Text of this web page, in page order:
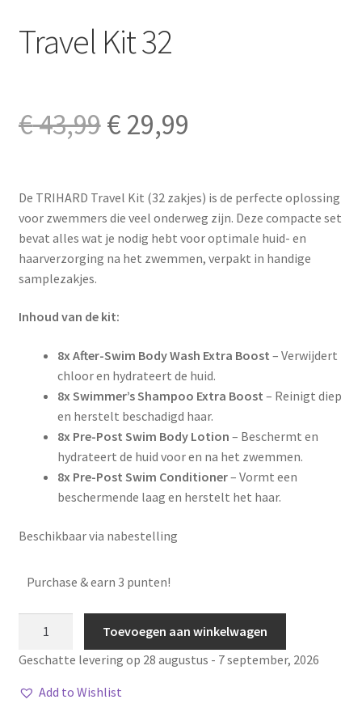
Travel Kit 32
€43,99Oorspronkelijke
was:
€ 43,99.
€ 29,99
is:
€ 29,99.
De TRIHARD Travel Kit (32 zakjes) is de perfecte oplossing
voor zwemmers die veel onderweg zijn. Deze compacte set
bevat alles wat je nodig hebt voor optimale huid- en
haarverzorging na het zwemmen, verpakt in handige
samplezakjes.
Inhoud van de kit:
8x After-Swim Body Wash Extra Boost – Verwijdert
chloor en hydrateert de huid.
8x Swimmer’s Shampoo Extra Boost – Reinigt diep
en herstelt beschadigd haar.
8x Pre-Post Swim Body Lotion – Beschermt en
hydrateert de huid voor en na het zwemmen.
8x Pre-Post Swim Conditioner– Vormt een
beschermende laag en herstelt het haar.
Beschikbaar via nabestelling
Purchase & earn 3 punten!
32
Toevoegen aan winkelwagen
Geschatte levering op 28 augustus - 7 september, 2026
Add to Wishlist